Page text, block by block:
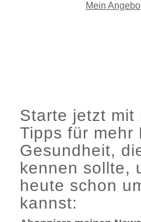
Mein
Starte jetzt mit
Tipps für mehr
Gesundheit,
kennen sollte,
heute schon
kannst: